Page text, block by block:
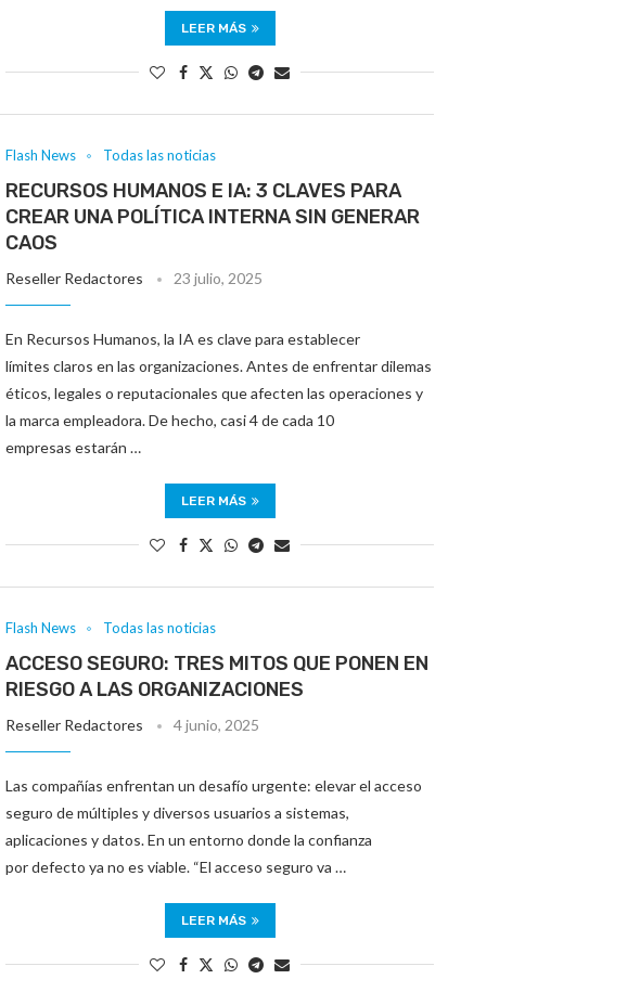
LEER MÁS
Flash News Todas las noticias
RECURSOS HUMANOS E IA: 3 CLAVES PARA
CREAR UNA POLÍTICA INTERNA SIN GENERAR
CAOS
Reseller Redactores 23 julio, 2025
En Recursos Humanos, la IA es clave para establecer
límites claros en las organizaciones. Antes de enfrentar dilemas
éticos, legales o reputacionales que afecten las operaciones y
la marca empleadora. De hecho, casi 4 de cada 10
empresas estarán …
LEER MÁS
Flash News Todas las noticias
ACCESO SEGURO: TRES MITOS QUE PONEN EN
RIESGO A LAS ORGANIZACIONES
Reseller Redactores 4 junio, 2025
Las compañías enfrentan un desafío urgente: elevar el acceso
seguro de múltiples y diversos usuarios a sistemas,
aplicaciones y datos. En un entorno donde la confianza
por defecto ya no es viable. “El acceso seguro va …
LEER MÁS